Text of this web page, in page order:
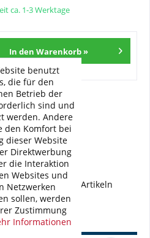
ca. 1-3 Werktage
In den Warenkorb »
Artikel?
196
60,- Bestellwert
mehr als 80.000 Artikeln
benutzt
die für den
Betrieb der
sind und
werden. Andere
den Komfort bei
dieser Website
Direktwerbung
die Interaktion
Websites und
Netzwerken
sollen, werden
Zustimmung
Informationen